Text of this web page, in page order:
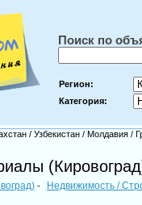
Поиск по
Регион:
Категория:
/ Узбекистан / Молдавия /
- Недвижимость /